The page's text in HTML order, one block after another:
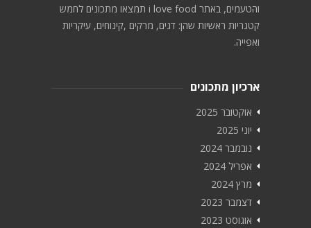
והטעמים, באתר i love food תמצאו מתכונים לחמש
קטגריות ראשיות שהן: דגים, מרקים ,קינוחים, עיקריות
ואפייה.
ארכיון מתכונים
אוקטובר 2025
יוני 2025
נובמבר 2024
אפריל 2024
מרץ 2024
דצמבר 2023
אוגוסט 2023